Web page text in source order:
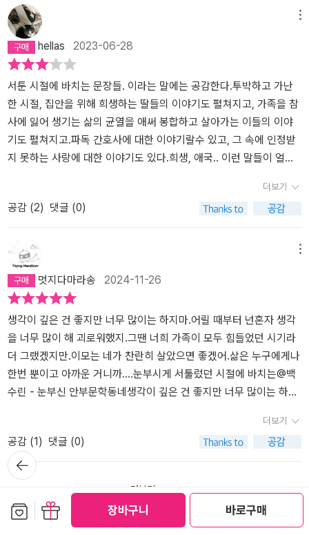
장바구니 바로구매
회도 알게 되어 연락도 해보았지만, K.H.의 약자를 가진 사람은 찾을
수 없었어.….큰 이모가 오랜만에 한국에 오시게되어 혼자 지내고 있
는 해미와도 2주간 함께 지내게 되었단다. 오랜만에이모를 만나니 옛
날 독일에서 지낸 생활도 기억이 났어. 레나가 변호사가 되었다는 소
식도 듣고, 이모가 레나의 연락처를 알고 있어 정말 오랜만에 영상통
화도 했단다. 그리고한수는 예전에 연락이 끊겼다고 했어.….해미는
예전의 일들을 생각해보았어. 선자 이모가 돌아가시기 전 한수가 전
화했는데, 엄마가돌아가시기 전에 엄마의 첫사랑을 꼭 찾아달라고 했
어. 한수가 여러 번 전화를 계속 해서 해미는 얼떨결에선자 이모의 첫
고 편지를 전해주겠다는말을 했다고 했어. 해미는 선자 이모의 일기
를 참고하여 자신이 K.H인척 하고 편지를 써서 선자 이모에게 보냈지
만 죄책감을 느꼈단다. 그 죄책감 때문에 한수뿐만 아니라 레나에게
도연락을 하지 않았어. 그때 한수가 보낸 편지도 읽어보지 않았는데,
이제서야그 편지를 꺼내보니, 선자 이모는 그 편지를 받고 무척 기뻐
했다고 했고, K.H.에게 편지를 전해달라며 선자이모의 편지도 함께
보냈단다.….이제라도 해미는 다시 K.H를 찾으려고 조그마한 단서로
이곳 저곳에 연락을 했단다. 그리고결국 K.H.라는 사람이 천근호라는
분이라는 것을 알게 되었어. 그리고또 여기저기 연락하여 만날 수 있
었는데, 뜻밖의 분이셨어. 해미는선자 이모의 첫사랑이라고 해서, 이
름이 천근호라고 해서, 당연히남자일 거라고 생각했는데, 그분은 여
자였단다. 지금은 할머니가되셨어. 해미는 선자 이모가 돌아가시기
다. 그 편지봉투에서 세월에 많이 묻어 있었지만, 얼마나값지고 눈부
신 안부가 담긴 편지였겠니. 천근호 할머니도 그 편지를 보시고 얼마
나 감회가 새로웠겠니. 십대 서로 마음에 두고 있던 이와 헤어지고 나
서 할머니가 되어서 그 사람의 편지를 다시 읽는 기분, 울컥할 것 같구
나. 해미는 편지를 전해주고 돌아왔단다. 그리고 며칠 뒤 천근호 할머
니로부터고맙다는 편지와 함께 선자 이모가 해미의 편지가 거짓인 것
을 알고도 천근호 할머니한테 정성스럽게 쓴 편지를 스캔해서 보내주
번이고 우리를 구원할 테니까.' (304쪽) ​언젠가 읽은 책에서 '나의 실
존은 불안과 두려움'이라는 표현에서 위안을 얻은 적이 있다. 해미는
그 실존의 불안과 두려움 위에 참사로 사랑하는 가족을 잃은 두려움
까지 덧대어졌다. 얼마나 불안한 삶이었을지 감히 상상조차 하기 힘
들다. 그래서 해미는 거짓말을 통해 자신을 그토록 보호하고 싶었는
지도 모르겠다. 해미가 비로소 과거의 자신에게서 놓여놔 제주로 향
할 때, 해미에게서 내가 그토록 기다리던 '눈부신 안부'를 받은 기분이
었다. 그녀의 삶을 구원한 그녀의 용기, 그리고 거짓말 또한 어쩌면 다
른 사람들을 사랑하는 해미의 방법이었겠구나. 해미 덕분에 많은 사
정말 수고 많았다고, 너의 착한 마음이 많은 주변 사람을 행복하게 하
고 웃게 했다고 마지막으로 나도, 안부를 전하고 싶다.​나는 아주 오랫
동안 한수를 구원해주고 싶어 거짓말을 했다고 생각했다. 하지만 지
금 생각해보면 내가 구원하고 싶었던 건 정말 한수였을까? (306쪽)
를 따라 이모가 살고 있는 독일 G시로 이주하게 된다. 동생 해나와는
달리 적응이 힘들었던 그녀는 선의의 거짓말로 엄마, 아빠를 안심시
키지만 그런 해미의 거짓말을 눈치채고 해미의 불안을 감싸 안아준
사람은 해미의 친이모였다. 그녀는 어려웠던 가정 형편으로 파독 간
호조무사가 되어 조국을 떠나 정착한 살고 있었다. 지금은 독일 국가
의사 시험에 합격해 의사로서 지내고 있다. 이모 주의에는 함께 파독
간호사로 일했었던 선자 이모와 마리아 이모 그 밖의 많은 파독 간호
사들과 함께 살고 있었다. 이모의 도움으로 교포 2세인 레나와 한수
를 만나 친구가 되고 힘들었던 낯선 타국에서의 생활을 조금씩 적응
듣는 것만큼 낯선 나라로 가는 것이 싫었지만, 엄마 아빠를 위해 그렇
게만 말했다. 다른 사람을 행복하게 해주기 위해서는 때로 체념이 필
요했다.' p30​​독일에서 생활이 적응되었을 때쯤 선자 이모의 아들 한
수가 비밀스러운 부탁을 해오게 되는데 그 부탁이란 선자 이모의 첫
사랑을 찾아 달라는 것이었다. 첫사랑에 대한 단서를 찾기 위해 선자
이모 몰래 이모의 일기를 읽어나가며 그녀가 독일로 떠나온 후 이십
년이 넘는 시간 동안 감추어져 있던 가슴 아픈 사랑 이야기를 마주하
게 된다.​​'선자 이모의 일기를 읽어나갈수록 나는 이모가 말을 거는 상
대가 첫사랑일 수밖에 없다고 생각하게 되었다. 왜냐하면 그것들은
하나같이 슬픈 연서였으니까. 그리고 그 행간에 잔잔히 흐르던 격정
과 애달픔을 느낀 사람이라면 누구든, 선자 이모가 첫사랑의 이름을
듣는다면 동요할 수밖에 없으리라 확신했을 것이다. 숨기려 해도 감
시, 한국에 외환위기가 닥쳐, 어쩔 수 없이 해미 가족은 한국으로 돌아
오게 된다. 한국에 돌아온 해미는 선자 이모의 첫사랑을 찾으려고 애
쓰지만 쉽지 않았다. 뇌종약의 악화로 살날이 얼마 남지 않았던 선자
이모의 모습을 지켜보던 한수에게 미안한 마음에 첫사랑을 찾았다는
선의의 거짓말을 하고서는 거짓말을 했다는 죄책감에 독일 친구들과
의 연락을 끊고 첫사랑을 찾기를 가슴에 묻게 된다.​​​'나도 어른들에게
울 만큼 많은 변화가 생겼을 거라는 걸 이모도 안다. 많이 힘들었을 거
라는 것도.'이모가 말하는 변화라는 게 평소와 다를 바 없이 등교한 언
니가 전국을 떠들썩하게 한 가스 폭발 사고로 갑자기 사라져버린 일
을 가리키는 지, 언니를 잃은 고통으로 엄마 아빠의 사이가 멀어져버
린 일을 가리키는지, 아니면 사람들이 우리 가족을 대하는 방식이 바
뀌어버린 일을 가리키는지 궁금했지만 묻지는 않았다. _p.24독일에
서 만난 행자 이모와 마리아 이모, 선자 이모는 모두 파독간호조무사
로 독일에 파견되어 정착한 사람들이다. 이들은 1973년 독일로 파견
되어 이곳에서 공동체를 이루었고 간호 노동자로 일하며 봉급의 대부
독일에서 사귄 한수와 레나 마음을 나누며 조금씩 안정을 찾는다. 어
느 날 한수는 해미와 레나에게 자신의 엄마(선자)의 첫사랑을 함께 찾
아달라고 부탁한다. 아이들은 선자 이모의 일기를 몰래 읽으면서 첫
사랑이 누구인지 단서를 모으기 시작한다. 그렇게 조금씩 본연의 모
습으로 애써 돌아가지만, 해미는 행복을 느끼는 순간마다 여전히 언
니에게 미안한 마음이 들고, 소중한 이들과 작별하는 경험으로 관계
맺는 것에 두려움을 느낀다. 누군의 삶에 깊이 관여한다는 것을 두려
워하는 마음, 누군가의 삶에 내가 또다시 영향을 미치게 되리라는 그
무시무시한 가능성으로부터 도망쳐야 한다는 두려움.이모가 손을 뻗
어 내가 아이였을 때 그랬던 것처럼 내 머리를 쓰다듬었다. 이모의 손
길이 닿자, 나는 오래전 이모의 집 거실에서 있던 어린아이가 되어 이
십 년이 훨씬 넘게 시간이 흘렀는데도 여전히 언니를 그리워하고 있
걸 때가 있다고. 상실 이후 시간이 때때로 선처럼 흐르는 것이 아니라,
쳇바퀴를 돌듯 같은 자리를 맴도는 것처럼 느껴질 때가 있다고. _p.2
27행자 이모는 '사람을 사랑하는 일에는 지극히 정성과 수고가 필
요'하다고 말한다. 해미는 너무 어린 나이에 언니와의 이별을 감당해
야만 했다. 그리고 독일에서 파독 이모들과 한수, 레나와 어울리며 안
정을 찾아가고 있을 때 쯤 다시 한 번 이별을 경험하게 된다. 이때는
hellas 2023-06-28
서툰 시절에 바치는 문장들. 이라는 말에는 공감한다.투박하고 가난
한 시절, 집안을 위해 희생하는 딸들의 이야기도 펼쳐지고, 가족을 참
사에 잃어 생기는 삶의 균열을 애써 봉합하고 살아가는 이들의 이야
기도 펼쳐지고.파독 간호사에 대한 이야기랄수 있고, 그 속에 인정받
지 못하는 사랑에 대한 이야기도 있다.희생, 애국.. 이런 말들이 얼마
야기지만 모든 캐릭터가 생생하다기 보다는 흐릿하다는 인상을 받은
소설.루이제 린저가 나치 찬양 이력이 있고, 그 사실을 감추고 자신의
이력을 미화했다는 건 이 소설을 통해 알게 되었다. 한번 찾아봐야지.
파독간호사라는 용어가 이주 간호사와 간호조무사들을 수동적 존재
로 인식하게 만든다는 문제점이 있다는 것도 처음 인지한다. 이것도
찾아봐야지.- 낮밤이 바뀌면 잠이 잘 안 오지. 이모도 독일에 처음 왔
을 때 그랬어. 모든 게 낯설어 밤마다 울던 때도 있었단다.이모가 독일
에 왔을 땐 스물한 살이었다고 엄마가 그랬는데, 어른도 울어요?그럼,
어른도 울지. 겉만 커다랗지 어른도 사실은 아이랑 다를게 없거든. -
24- 나는 한국에서 사람들이 수군거리는 소리를 듣는 것만큼이나 낯
선 나라로 가는 것이 싫었지만, 엄마 아빠를 위해 그렇게만 말했다. 다
른 사람을 행복하게 해주기 위해서는 때로 체념이 필요했다. - 30- 게
는 단 한 가지 색깔로 모르는 것까지 똑같이 칠해버리려 하거든.그건
대체 왜 그러는 건데?이번엔 내가 물었다. 사람을 사랑하는 일에는 지
극한 정성과 수고가 필요하니까. - 106- Alles ist noch unentschie
den. Man kann werden, was man will. 아무것도 아직 결정되지 않
았어. 우리는 우리가 원하는 것이 될 수 있어. - 생의 한가운데 중- 한
번은 그렇게 웃는 나를 보더니 이모가 의미심장하게 따라 웃었다.왜
더보기
공감 (2) 댓글 (0)
멋지다마라송 2024-11-26
생각이 깊은 건 좋지만 너무 많이는 하지마.어릴 때부터 넌혼자 생각
을 너무 많이 해 괴로워했지.그땐 너희 가족이 모두 힘들었던 시기라
더 그랬겠지만.이모는 네가 찬란히 살았으면 좋겠어.삶은 누구에게나
한번 뿐이고 아까운 거니까....눈부시게 서툴렀던 시절에 바치는@백
수린 - 눈부신 안부문학동네생각이 깊은 건 좋지만 너무 많이는 하지
족이 모두 힘들었던 시기라 더 그랬겠지만.이모는 네가 찬란히 살았
으면 좋겠어.삶은 누구에게나 한번 뿐이고 아까운 거니까....눈부시게
서툴렀던 시절에 바치는@백수린 - 눈부신 안부문학동네
더보기
공감 (1) 댓글 (0)
더보기
뒤로가
기